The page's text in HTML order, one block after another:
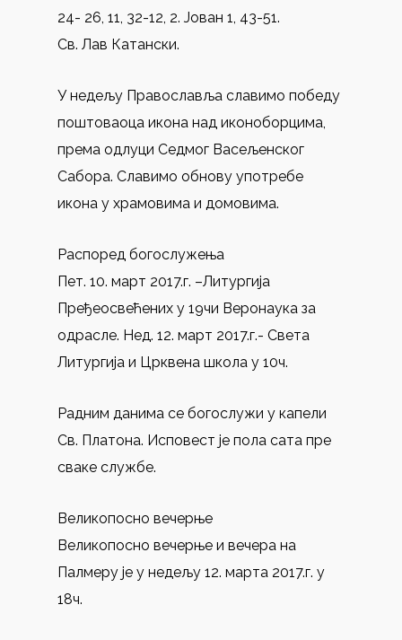
24- 26, 11, 32-12, 2. Јован 1, 43-51.
Св. Лав Катански.
У недељу Православља славимо победу
поштоваоца икона над иконоборцима,
према одлуци Седмог Васељенског
Сабора. Славимо обнову употребе
икона у храмовима и домовима.
Распоред богослужења
Пет. 10. март 2017.г. –Литургија
Пређеосвећених у 19чи Веронаука за
одрасле. Нед. 12. март 2017.г.- Света
Литургија и Црквена школа у 10ч.
Радним данима се богослужи у капели
Св. Платона. Исповест је пола сата пре
сваке службе.
Великопосно вечерње
Великопосно вечерње и вечера на
Палмеру је у недељу 12. марта 2017.г. у
18ч.